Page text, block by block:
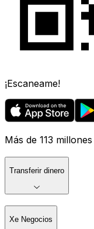
¡Escaneame!
Más de 113
Transferir dinero
Xe Negocios